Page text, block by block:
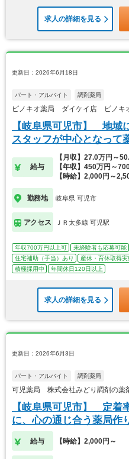
求人の詳細を見る
更新日：2026年6月18日
パート・アルバイト 調剤薬局
ピノキオ薬局 ダイケイ店 ピノキ
【岐阜県可児市】 地域
スタッフが中心となって
給与
【月収】27.0万円～
【年収】450万円～
【時給】2,000円～
勤務地 岐阜県 可児市
アクセス ＪＲ太多線 可児駅
年収700万円以上可 未経験者も応募可能
住宅補助（手当）あり
産休・育休取得実
積極採用中
年間休日120日以上
求人の詳細を見る
更新日：2026年6月3日
パート・アルバイト 調剤薬局
可児薬局 株式会社みどり調剤の薬
【岐阜県可児市】 定着
に、心の通じ合う薬局作
給与 【時給】2,000円～